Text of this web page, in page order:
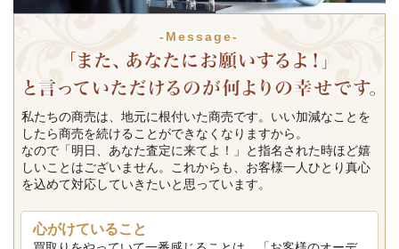
-Message-
私たちの商売は、地元に根付いた商売です。いい加減なことを
したら商売を続けることができなくなりますから。
なので「明日、あなた査定に来てよ！」と指名された時ほど嬉
しいことはございません。これからも、お客様一人ひとり真心
を込めて対応していきたいと思っています。
心がけていること